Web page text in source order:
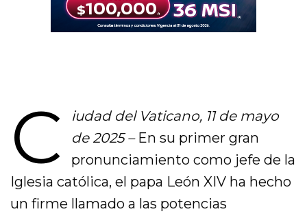
C
iudad del Vaticano, 11 de mayo
de 2025 –En su primer gran
pronunciamiento como jefe de la
Iglesia católica, el papa León XIV ha hecho
un firme llamado a las potencias